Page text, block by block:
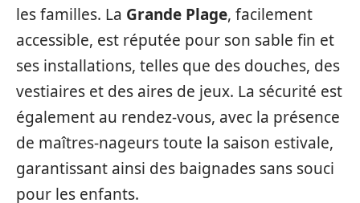
les familles. La Grande Plage, facilement
accessible, est réputée pour son sable fin et
ses installations, telles que des douches, des
vestiaires et des aires de jeux. La sécurité est
également au rendez-vous, avec la présence
de maîtres-nageurs toute la saison estivale,
garantissant ainsi des baignades sans souci
pour les enfants.